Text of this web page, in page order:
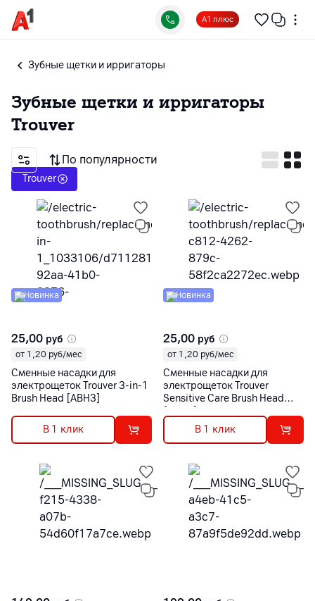
А1 плюс
Зубные щетки и ирригаторы
Зубные щетки и ирригаторы
Trouver
По популярности
Trouver
Новинка
25,00 руб
от 1,20 руб/мес
Сменные насадки для
электрощеток Trouver 3-in-1
Brush Head [ABH3]
В 1 клик
Новинка
25,00 руб
от 1,20 руб/мес
Сменные насадки для
электрощеток Trouver
Sensitive Care Brush Head
В 1 клик